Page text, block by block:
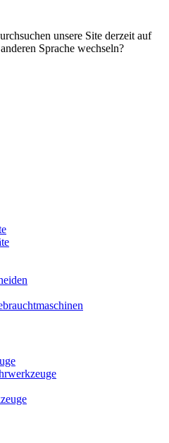
unsere Site derzeit auf
Sprache wechseln?